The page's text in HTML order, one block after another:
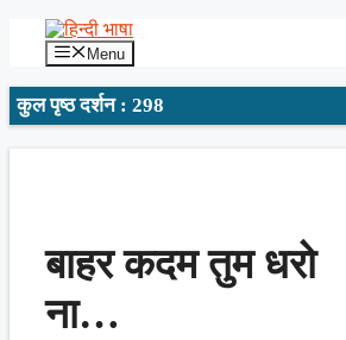
Menu
कुल पृष्ठ दर्शन : 298
बाहर कदम तुम धरो
ना…